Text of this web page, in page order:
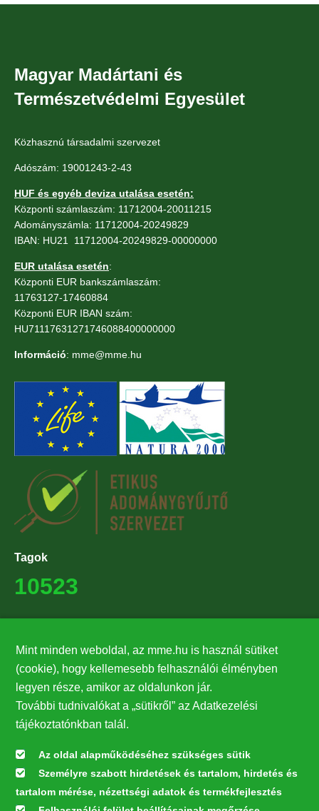
Magyar Madártani és
Természetvédelmi Egyesület
Közhasznú társadalmi szervezet
Adószám: 19001243-2-43
HUF és egyéb deviza utalása esetén:
Központi számlaszám: 11712004-20011215
Adományszámla: 11712004-20249829
IBAN: HU21 11712004-20249829-00000000
EUR utalása esetén:
Központi EUR bankszámlaszám:
11763127-17460884
Központi EUR IBAN szám:
HU71117631271746088400000000
Információ: mme@mme.hu
Tagok
10523
27224
Hírlevél feliratkozás
Értesüljön elsőként legfrissebb híreinkről, eseményeinkről!
Feliratkozás
Mint minden weboldal, az mme.hu is használ sütiket
(cookie), hogy kellemesebb felhasználói élményben
legyen része, amikor az oldalunkon jár.
További tudnivalókat a „sütikről” az Adatkezelési
tájékoztatónkban talál.
Az oldal alapműködéséhez szükséges sütik
Személyre szabott hirdetések és tartalom, hirdetés és
tartalom mérése, nézettségi adatok és termékfejlesztés